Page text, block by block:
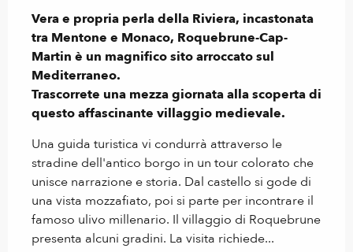
Vera e propria perla della Riviera, incastonata
tra Mentone e Monaco, Roquebrune-Cap-
Martin è un magnifico sito arroccato sul
Mediterraneo.
Trascorrete una mezza giornata alla scoperta di
questo affascinante villaggio medievale.
Una guida turistica vi condurrà attraverso le
stradine dell'antico borgo in un tour colorato che
unisce narrazione e storia. Dal castello si gode di
una vista mozzafiato, poi si parte per incontrare il
famoso ulivo millenario. Il villaggio di Roquebrune
presenta alcuni gradini. La visita richiede...